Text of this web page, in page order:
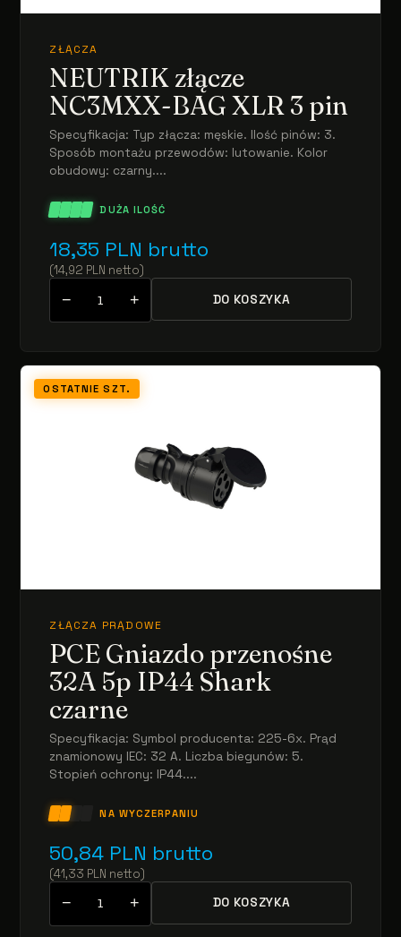
ZŁĄCZA
NEUTRIK złącze
NC3MXX-BAG XLR 3 pin
Specyfikacja: Typ złącza: męskie. Ilość pinów: 3.
Sposób montażu przewodów: lutowanie. Kolor
obudowy: czarny....
DUŻA ILOŚĆ
18,35 PLN brutto
(14,92 PLN netto)
− + DO KOSZYKA
OSTATNIE SZT.
ZŁĄCZA PRĄDOWE
PCE Gniazdo przenośne
32A 5p IP44 Shark
czarne
Specyfikacja: Symbol producenta: 225-6x. Prąd
znamionowy IEC: 32 A. Liczba biegunów: 5.
Stopień ochrony: IP44....
NA WYCZERPANIU
50,84 PLN brutto
(41,33 PLN netto)
− + DO KOSZYKA